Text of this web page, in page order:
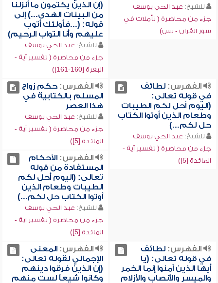
للشيخ: عبد الحي يوسف
جزء من محاضرة ( تأملات في
سور القرآن - يس)
(إن الذين يكتمون ما أنزلنا
من البينات الهدى...) إلى
قوله: (...فأولئك أتوب
عليهم وأنا التواب الرحيم)
للشيخ: عبد الحي يوسف
جزء من محاضرة ( تفسير آية -
البقرة [160-161])
الفهرس:لطائف
في قوله تعالى:
(اليوم أحل لكم الطيبات
وطعام الذين أوتوا الكتاب
حل لكم...)
للشيخ: عبد الحي يوسف
جزء من محاضرة ( تفسير آية -
المائدة [5])
الفهرس:حكم زواج
المسلم بالكتابية في
هذا العصر
للشيخ: عبد الحي يوسف
جزء من محاضرة ( تفسير آية -
المائدة [5])
الفهرس:الأحكام
المستفادة من قوله
تعالى: (اليوم أحل لكم
الطيبات وطعام الذين
أوتوا الكتاب حل لكم...)
للشيخ: عبد الحي يوسف
جزء من محاضرة ( تفسير آية -
المائدة [5])
الفهرس:لطائف
في قوله تعالى: (يا
أيها الذين آمنوا إنما الخمر
والميسر والأنصاب والأزلام
الفهرس:المعنى
الإجمالي لقوله تعالى:
(إن الذين فرقوا دينهم
وكانوا شيعاً لست منهم